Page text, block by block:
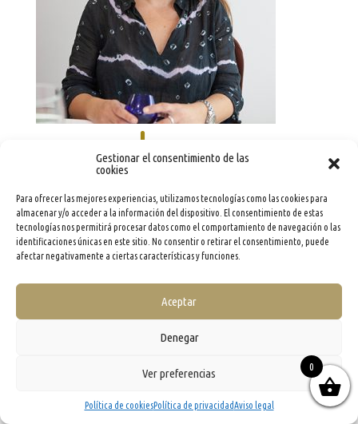
Gestionar el consentimiento de las
cookies
Para ofrecer las mejores experiencias, utilizamos tecnologías como las cookies para
almacenar y/o acceder a la información del dispositivo. El consentimiento de estas
tecnologías nos permitirá procesar datos como el comportamiento de navegación o las
identificaciones únicas en este sitio. No consentir o retirar el consentimiento, puede
afectar negativamente a ciertas características y funciones.
Aceptar
Denegar
Ver preferencias
Política de cookiesPolítica de privacidadAviso legal
info@evooleum.com· Tel. (+34) 957 040 774 ·Aviso legal·Política de Cookies·Política de
Privacidad ·Condiciones generales de contratación
0